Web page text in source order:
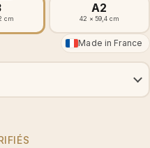
cm
A2
42 × 59,4 cm
Made in France